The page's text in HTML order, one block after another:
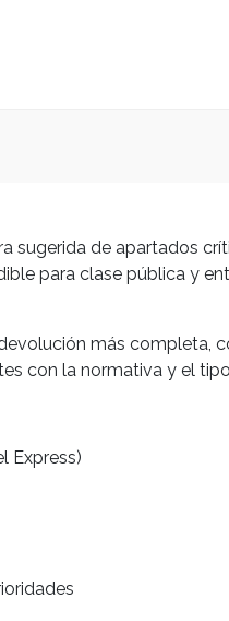
sugerida de apartados
para clase pública y
más
con la normativa y el
Express)